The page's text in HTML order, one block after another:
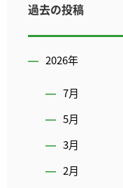
過去の投稿
2026年
7月
5月
3月
2月